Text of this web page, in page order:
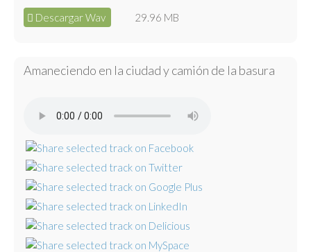
Descargar Wav 29.96 MB
Amaneciendo en la ciudad y camión de la basura